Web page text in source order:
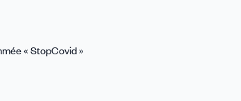
« StopCovid »